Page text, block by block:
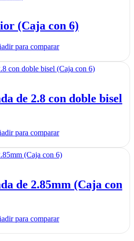
(Caja con 6)
para comparar
de 2.8 con doble bisel
para comparar
de 2.85mm (Caja con
para comparar